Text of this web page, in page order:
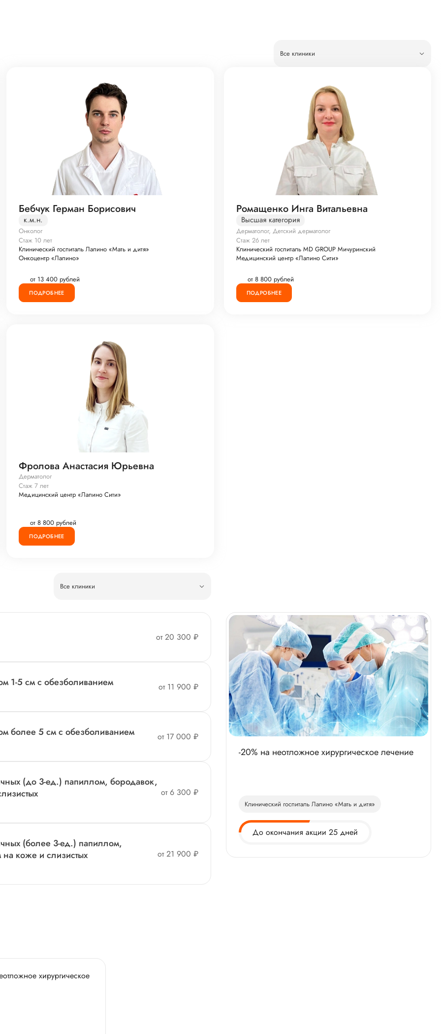
Все клиники
Бебчук Герман Борисович
к.м.н.
Онколог
Стаж 10 лет
Клинический госпиталь Лапино «Мать и дитя»
Онкоцентр «Лапино»
от 13 400 рублей
ПОДРОБНЕЕ
Ромащенко Инга Витальевна
Высшая категория
Дерматолог, Детский дерматолог
Стаж 26 лет
Клинический госпиталь MD GROUP Мичуринский
Медицинский центр «Лапино Сити»
от 8 800 рублей
ПОДРОБНЕЕ
Фролова Анастасия Юрьевна
Дерматолог
Стаж 7 лет
Медицинский центр «Лапино Сити»
от 8 800 рублей
ПОДРОБНЕЕ
Все клиники
от 20 300 ₽
1-5 см с обезболиванием от 11 900 ₽
более 5 см с обезболиванием от 17 000 ₽
(до 3-ед.) папиллом, бородавок,
от 6 300 ₽
(более 3-ед.) папиллом,
коже и слизистых
от 21 900 ₽
-20% на неотложное хирургическое лечение
Клинический госпиталь Лапино «Мать и дитя»
До окончания акции 25 дней
хирургическое